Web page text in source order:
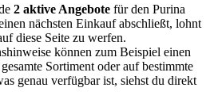
2 aktive Angebote für den Purina
nächsten Einkauf abschließt, lohnt
diese Seite zu werfen.
können zum Beispiel einen
Sortiment oder auf bestimmte
genau verfügbar ist, siehst du direkt